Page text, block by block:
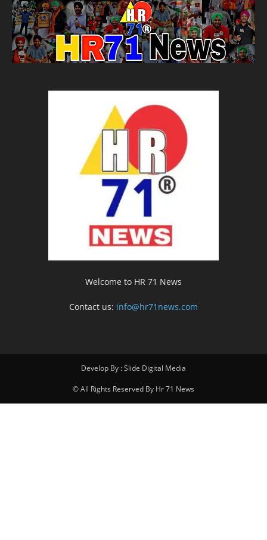
Welcome to HR 71 News
Contact us: info@hr71news.com
Develop By : Slide Digital Media
© All Rights Reserved By Hr 71 News